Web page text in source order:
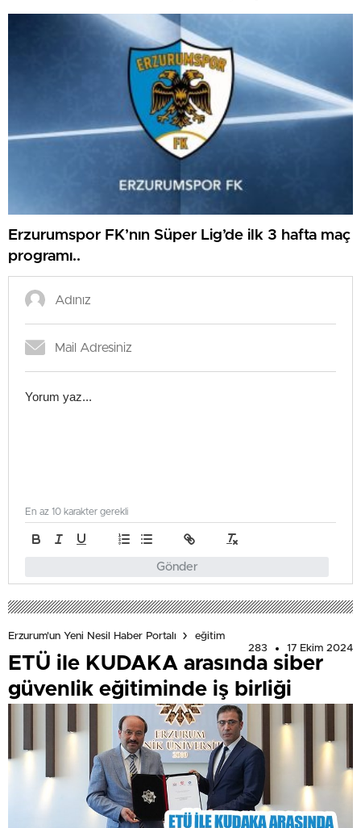
Erzurumspor FK’nın Süper Lig’de ilk 3 hafta maç
programı..
Gönder
En az 10 karakter gerekli
Erzurum'un Yeni Nesil Haber Portalı
eğitim
283
17 Ekim 2024
ETÜ ile KUDAKA arasında siber
güvenlik eğitiminde iş birliği